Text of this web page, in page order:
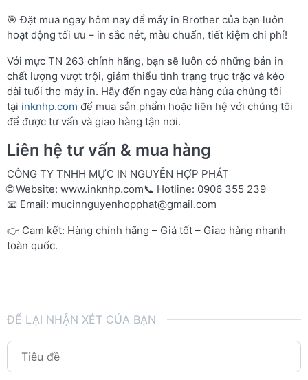
🎯 Đặt mua ngay hôm nay để máy in Brother của bạn luôn
hoạt động tối ưu – in sắc nét, màu chuẩn, tiết kiệm chi phí!
Với mực TN 263 chính hãng, bạn sẽ luôn có những bản in
chất lượng vượt trội, giảm thiểu tình trạng trục trặc và kéo
dài tuổi thọ máy in. Hãy đến ngay cửa hàng của chúng tôi
tại inknhp.com để mua sản phẩm hoặc liên hệ với chúng tôi
để được tư vấn và giao hàng tận nơi.
Liên hệ tư vấn & mua hàng
CÔNG TY TNHH MỰC IN NGUYỄN HỢP PHÁT
🌐 Website: www.inknhp.com📞 Hotline: 0906 355 239
📧 Email: mucinnguyenhopphat@gmail.com
👉 Cam kết: Hàng chính hãng – Giá tốt – Giao hàng nhanh
toàn quốc.
ĐỂ LẠI NHẬN XÉT CỦA BẠN